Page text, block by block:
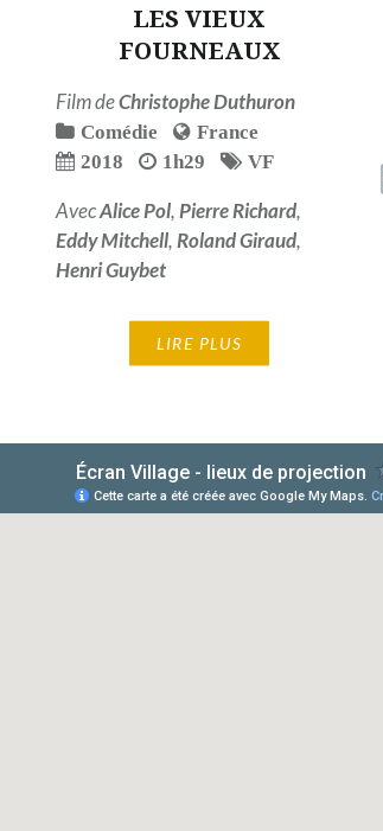
LES VIEUX
FOURNEAUX
Film deChristophe Duthuron
Comédie
France
2018
1h29 VF
AvecAlice Pol,Pierre Richard,
Eddy Mitchell,Roland Giraud,
Henri Guybet
LIRE PLUS